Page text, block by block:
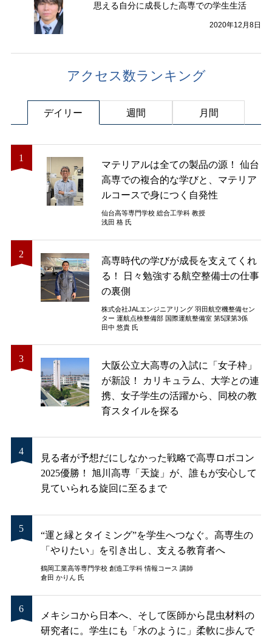
思える自分に成長した高専での学生生活
2020年12月8日
アクセス数ランキング
デイリー 週間 月間
マテリアルは全ての製品の源！ 仙台
高専での複合的な学びと、マテリア
ルコースで身につく自発性
仙台高等専門学校 総合工学科 教授
浅田 格 氏
高専時代の学びが成長を支えてくれ
る！ 日々勉強する航空整備士の仕事
の裏側
株式会社JALエンジニアリング 羽田航空機整備セン
ター 運航点検整備部 国際運航整備室 第5課第3係
田中 悠貴 氏
大阪公立大高専の入試に「女子枠」
が新設！ カリキュラム、大学との連
携、女子学生の活躍から、同校の教
育スタイルを探る
見る者が予想だにしなかった戦略で高専ロボコン
2025優勝！ 旭川高専「天旋」が、誰もが安心して
見ていられる旋回に至るまで
“運と縁とタイミング”を学生へつなぐ。高専生の
「やりたい」を引き出し、支える教育者へ
鶴岡工業高等専門学校 創造工学科 情報コース 講師
倉田 かりん 氏
メキシコから日本へ、そして医師から昆虫材料の
研究者に。学生にも「水のように」柔軟に歩んで